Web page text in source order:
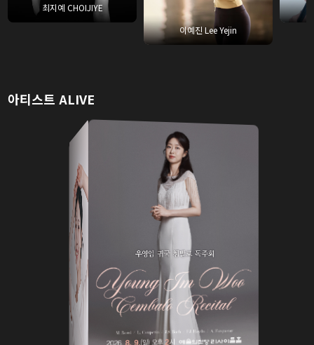
최지예 CHOIJIYE
이예진 Lee Yejin
아티스트 ALIVE